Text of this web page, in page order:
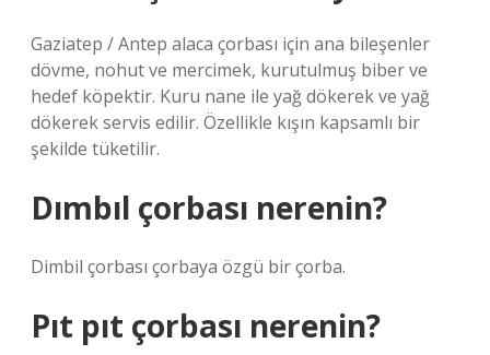
Gaziatep / Antep alaca çorbası için ana bileşenler
dövme, nohut ve mercimek, kurutulmuş biber ve
hedef köpektir. Kuru nane ile yağ dökerek ve yağ
dökerek servis edilir. Özellikle kışın kapsamlı bir
şekilde tüketilir.
Dımbıl çorbası nerenin?
Dimbil çorbası çorbaya özgü bir çorba.
Pıt pıt çorbası nerenin?